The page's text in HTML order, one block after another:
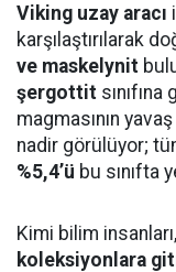
Viking uzay aracı
karşılaştırılarak
ve maskelynit
şergottit
magmasının
nadir görülüyor;
%5,4’ü bu sınıfta
Kimi bilim
koleksiyonlara